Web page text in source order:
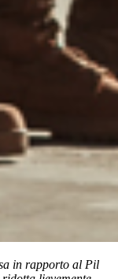
in rapporto al Pil